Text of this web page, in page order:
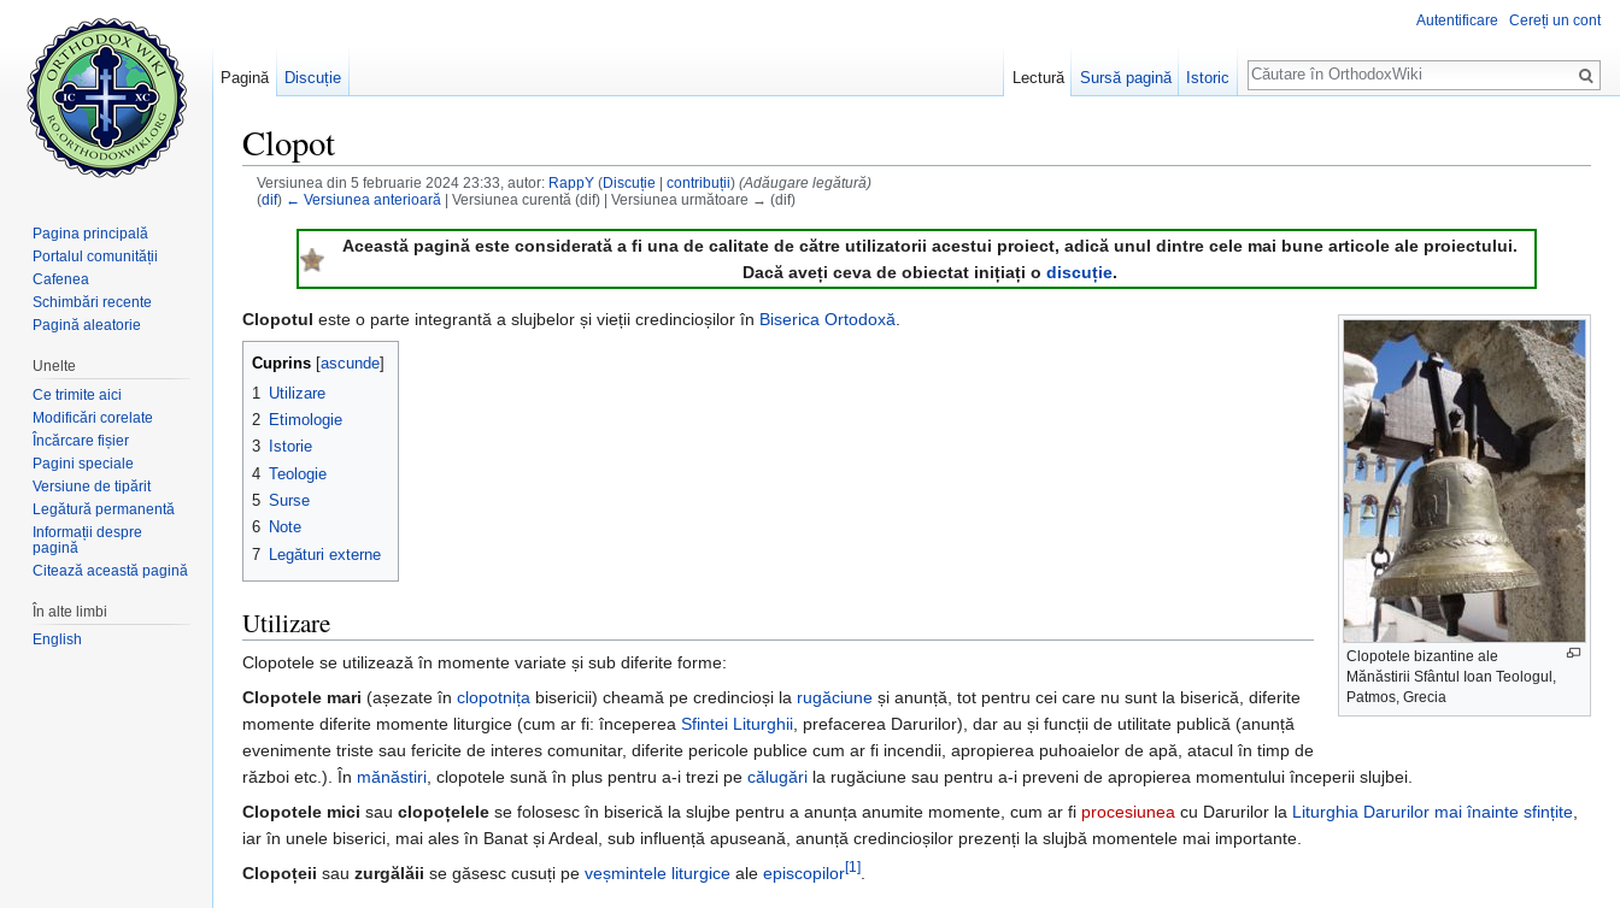
Clopot
Versiunea din 5 februarie 2024 23:33, autor: RappY (Discuție contribuții) (Adăugare legătură)
(dif) ← Versiunea anterioară | Versiunea curentă (dif) | Versiunea următoare → (dif)
Această pagină este considerată a fi una de calitate de către utilizatorii acestui proiect, adică unul dintre cele mai bune articole ale proiectului.
Dacă aveți ceva de obiectat inițiați o discuție.
Clopotele bizantine ale
Mănăstirii Sfântul Ioan Teologul,
Patmos, Grecia
Clopotul este o parte integrantă a slujbelor și vieții credincioșilor în Biserica Ortodoxă
Cuprins [ascunde]
1
Utilizare
2 Etimologie
3
Istorie
4 Teologie
5 Surse
6 Note
7 Legături externe
Utilizare
Clopotele se utilizează în momente variate și sub diferite forme:
Clopotele mari (așezate în clopotnița bisericii) cheamă pe credincioși la rugăciune și anunță, tot pentru cei care nu sunt la biserică, diferite
momente diferite momente liturgice (cum ar fi: începerea Sfintei Liturghii , prefacerea Darurilor), dar au și funcții de utilitate publică (anunță
evenimente triste sau fericite de interes comunitar, diferite pericole publice cum ar fi incendii, apropierea puhoaielor de apă, atacul în timp de
război etc.). În mănăstiri , clopotele sună în plus pentru a-i trezi pe călugări la rugăciune sau pentru a-i preveni de apropierea momentului începerii slujbei.
Clopotele mici sau clopoțelele se folosesc în biserică la slujbe pentru a anunța anumite momente, cum ar fi procesiunea cu Darurilor la Liturghia Darurilor mai înainte sfințite
iar în unele biserici, mai ales în Banat și Ardeal, sub influență apuseană, anunță credincioșilor prezenți la slujbă momentele mai importante.
Clopoțeii sau zurgălăii se găsesc cusuți pe veșmintele liturgice ale episcopilor[1]
Autentificare Cereți un cont
Pagină Discuție Lectură Sursă pagină Istoric
Căutare
Pagina principală
Portalul comunității
Cafenea
Schimbări recente
Pagină aleatorie
Unelte
Ce trimite aici
Modificări corelate
Încărcare fișier
Pagini speciale
Versiune de tipărit
Legătură permanentă
Informații despre
pagină
Citează această pagină
În alte limbi
English